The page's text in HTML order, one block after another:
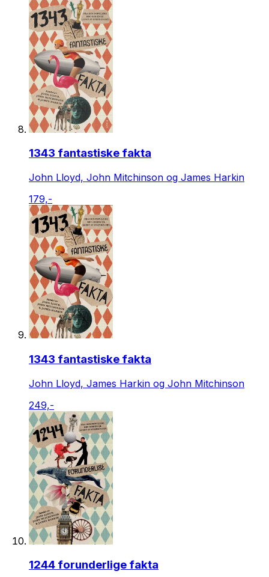
1343 fantastiske fakta
John Lloyd, John Mitchinson og James Harkin
179,-
1343 fantastiske fakta
John Lloyd, James Harkin og John Mitchinson
249,-
1244 forunderlige fakta